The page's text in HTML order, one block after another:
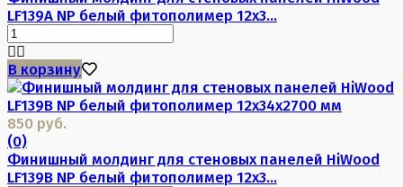
LF139A NP белый фитополимер 12х3...
В корзину
850 руб.
(0)
Финишный молдинг для стеновых панелей HiWood
LF139B NP белый фитополимер 12х3...